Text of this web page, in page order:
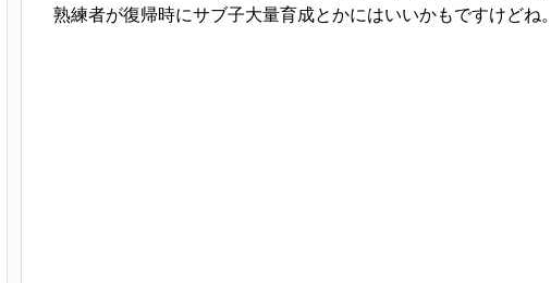
熟練者が復帰時にサブ子大量育成とかにはいいかもですけどね。